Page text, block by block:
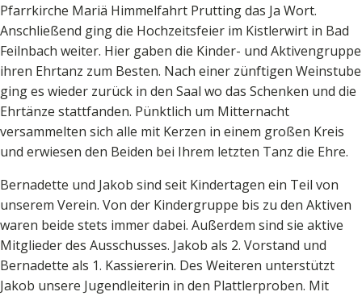
Pfarrkirche Mariä Himmelfahrt Prutting das Ja Wort.
Anschließend ging die Hochzeitsfeier im Kistlerwirt in Bad
Feilnbach weiter. Hier gaben die Kinder- und Aktivengruppe
ihren Ehrtanz zum Besten. Nach einer zünftigen Weinstube
ging es wieder zurück in den Saal wo das Schenken und die
Ehrtänze stattfanden. Pünktlich um Mitternacht
versammelten sich alle mit Kerzen in einem großen Kreis
und erwiesen den Beiden bei Ihrem letzten Tanz die Ehre.
Bernadette und Jakob sind seit Kindertagen ein Teil von
unserem Verein. Von der Kindergruppe bis zu den Aktiven
waren beide stets immer dabei. Außerdem sind sie aktive
Mitglieder des Ausschusses. Jakob als 2. Vorstand und
Bernadette als 1. Kassiererin. Des Weiteren unterstützt
Jakob unsere Jugendleiterin in den Plattlerproben. Mit